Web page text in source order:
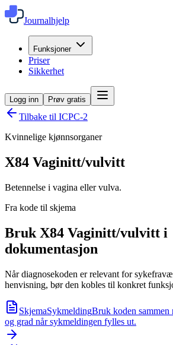
Journalhjelp
Funksjoner
Priser
Sikkerhet
Logg inn Prøv gratis
Tilbake til ICPC-2
Kvinnelige kjønnsorganer
X84 Vaginitt/vulvitt
Betennelse i vagina eller vulva.
Fra kode til skjema
Bruk X84 Vaginitt/vulvitt i
dokumentasjon
Når diagnosekoden er relevant for
henvisning, bør den kobles til konkret
SkjemaSykmeldingBruk koden
og grad når sykmeldingen fylles ut.